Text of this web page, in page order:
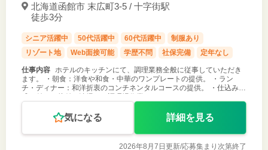
北海道函館市 末広町3-5 / 十字街駅
徒歩3分
シニア活躍中 50代活躍中 60代活躍中
制服あり
リゾート地
Web面接可能 学歴不問 社保完備 定年なし
仕事内容 ホテルのキッチンにて、調理業務全般に従事していただき
ます。 ・朝食：洋食や和食・中華のワンプレートの提供。 ・ラン
チ・ディナー：和洋折衷のコンチネンタルコースの提供。 ・仕込み、
気になる 詳細を見る
2026年8月7日更新/応募集まり次第終了